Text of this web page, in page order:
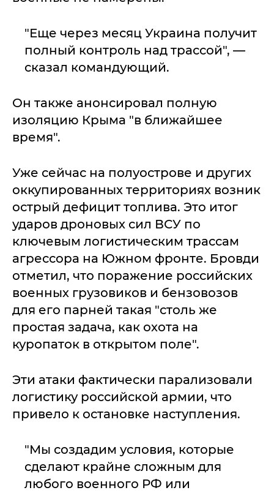
"Еще через месяц Украина получит
полный контроль над трассой", —
сказал командующий.
Он также анонсировал полную
изоляцию Крыма "в ближайшее
время".
Уже сейчас на полуострове и других
оккупированных территориях возник
острый дефицит топлива. Это итог
ударов дроновых сил ВСУ по
ключевым логистическим трассам
агрессора на Южном фронте. Бровди
отметил, что поражение российских
военных грузовиков и бензовозов
для его парней такая "столь же
простая задача, как охота на
куропаток в открытом поле".
Эти атаки фактически парализовали
логистику российской армии, что
привело к остановке наступления.
"Мы создадим условия, которые
сделают крайне сложным для
любого военного РФ или